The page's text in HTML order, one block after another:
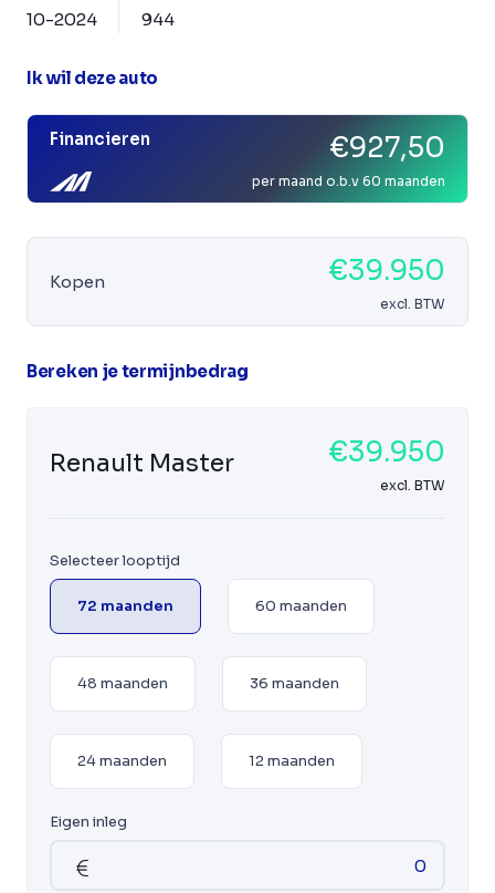
10-2024 944
Ik wil deze auto
Financieren €927,50
per maand o.b.v 60 maanden
Kopen €39.950
excl. BTW
Bereken je termijnbedrag
Renault Master €39.950
excl. BTW
Selecteer looptijd
72 maanden 60 maanden
48 maanden 36 maanden
24 maanden 12 maanden
Eigen inleg